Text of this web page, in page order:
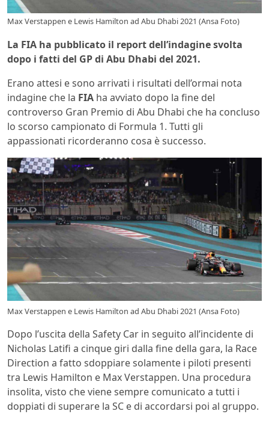
Max Verstappen e Lewis Hamilton ad Abu Dhabi 2021 (Ansa Foto)
La FIA ha pubblicato il report dell’indagine svolta
dopo i fatti del GP di Abu Dhabi del 2021.
Erano attesi e sono arrivati i risultati dell’ormai nota
indagine che la FIA ha avviato dopo la fine del
controverso Gran Premio di Abu Dhabi che ha concluso
lo scorso campionato di Formula 1. Tutti gli
appassionati ricorderanno cosa è successo.
Max Verstappen e Lewis Hamilton ad Abu Dhabi 2021 (Ansa Foto)
Dopo l’uscita della Safety Car in seguito all’incidente di
Nicholas Latifi a cinque giri dalla fine della gara, la Race
Direction a fatto sdoppiare solamente i piloti presenti
tra Lewis Hamilton e Max Verstappen. Una procedura
insolita, visto che viene sempre comunicato a tutti i
doppiati di superare la SC e di accordarsi poi al gruppo.